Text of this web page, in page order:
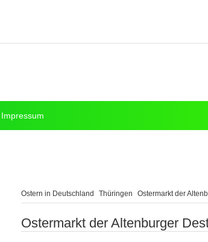
Impressum
Ostern in Deutschland Thüringen Ostermarkt der
Ostermarkt der Altenburger